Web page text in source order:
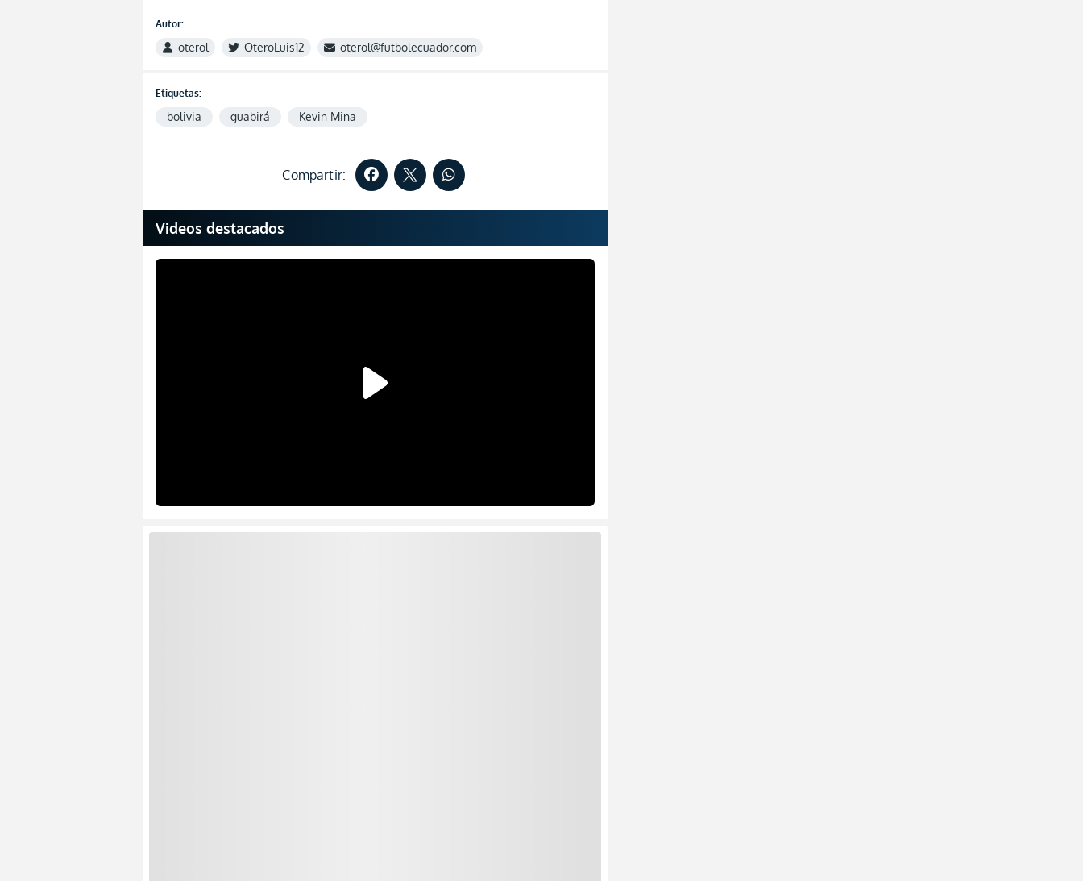
Autor:
oterol OteroLuis12 oterol@futbolecuador.com
Etiquetas:
bolivia guabirá Kevin Mina
Compartir:
Videos destacados